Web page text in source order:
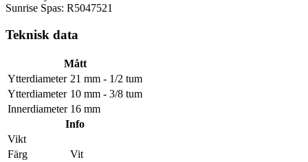
Sunrise Spas: R5047521
Teknisk data
Mått
Ytterdiameter 21 mm - 1/2 tum
Ytterdiameter 10 mm - 3/8 tum
Innerdiameter 16 mm
Info
Vikt
Färg
Vit